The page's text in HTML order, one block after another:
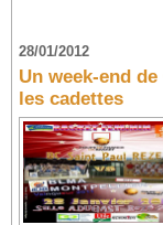
28/01/2012
Un week-end
les cadettes